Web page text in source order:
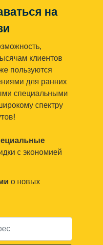
на
клиентов
пользуются
для ранних
специальными
спектру
с экономией
о новых